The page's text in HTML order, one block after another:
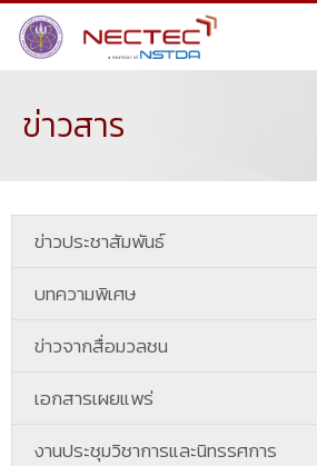
ข่าวสาร
ข่าวประชาสัมพันธ์
บทความพิเศษ
ข่าวจากสื่อมวลชน
เอกสารเผยแพร่
งานประชุมวิชาการและนิทรรศการ